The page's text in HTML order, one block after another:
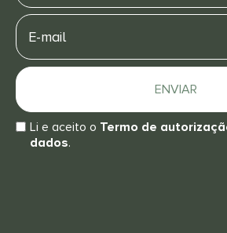
E-
mail
ENVIAR
Li e aceito o Termo de
dados.